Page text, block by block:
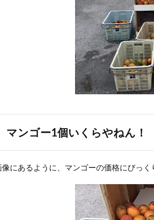
マンゴー1個いくらやねん！
像にあるように、マンゴーの価格にびっく